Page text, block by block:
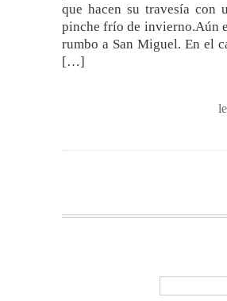
que hacen su travesía con
pinche frío de invierno.Aún
rumbo a San Miguel. En el
[…]